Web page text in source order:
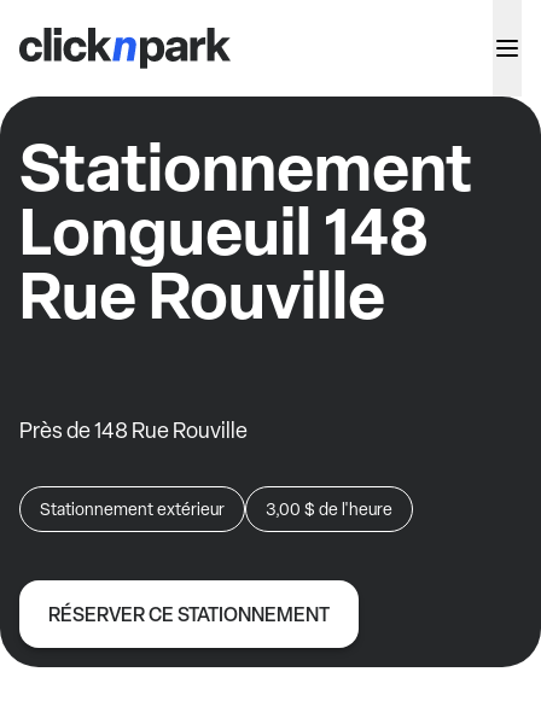
Stationnement
Longueuil 148
Rue Rouville
Près de 148 Rue Rouville
Stationnement extérieur 3,00 $ de l'heure
RÉSERVER CE STATIONNEMENT